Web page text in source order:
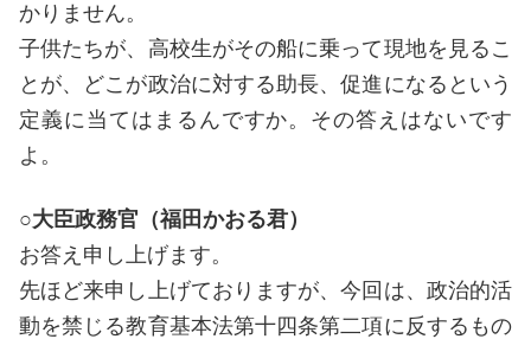
かりません。
子供たちが、高校生がその船に乗って現地を見るこ
とが、どこが政治に対する助長、促進になるという
定義に当てはまるんですか。その答えはないです
よ。
○大臣政務官（福田かおる君）
お答え申し上げます。
先ほど来申し上げておりますが、今回は、政治的活
動を禁じる教育基本法第十四条第二項に反するもの